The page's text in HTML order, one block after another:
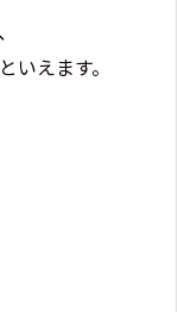
えます。